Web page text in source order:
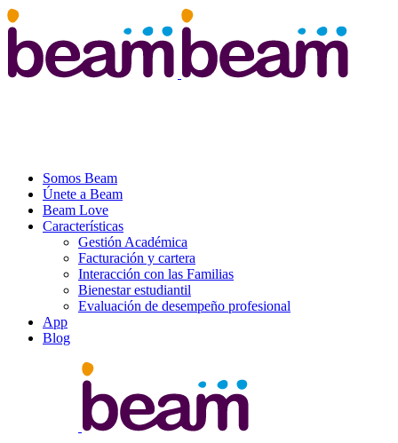
Somos Beam
Únete a Beam
Beam Love
Características
Gestión Académica
Facturación y cartera
Interacción con las Familias
Bienestar estudiantil
Evaluación de desempeño profesional
App
Blog